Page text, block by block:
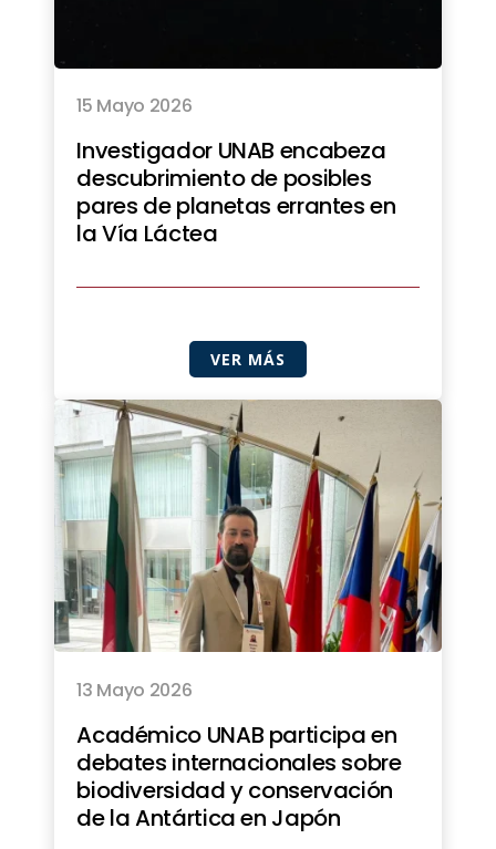
15 Mayo 2026
Investigador UNAB encabeza
descubrimiento de posibles
pares de planetas errantes en
la Vía Láctea
VER MÁS
13 Mayo 2026
Académico UNAB participa en
debates internacionales sobre
biodiversidad y conservación
de la Antártica en Japón